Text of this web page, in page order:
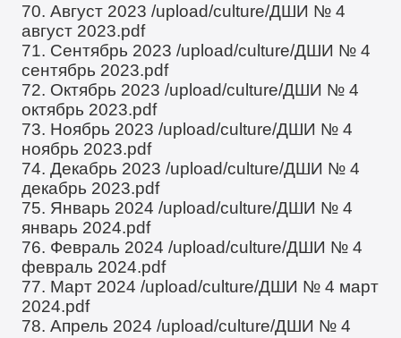
70. Август 2023/upload/culture/ДШИ № 4
август 2023.pdf
71. Сентябрь 2023/upload/culture/ДШИ № 4
сентябрь 2023.pdf
72. Октябрь 2023/upload/culture/ДШИ № 4
октябрь 2023.pdf
73. Ноябрь 2023/upload/culture/ДШИ № 4
ноябрь 2023.pdf
74. Декабрь 2023/upload/culture/ДШИ № 4
декабрь 2023.pdf
75. Январь 2024/upload/culture/ДШИ № 4
январь 2024.pdf
76. Февраль 2024/upload/culture/ДШИ № 4
февраль 2024.pdf
77. Март 2024/upload/culture/ДШИ № 4 март
2024.pdf
78. Апрель 2024/upload/culture/ДШИ № 4